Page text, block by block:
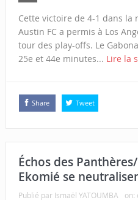
Cette victoire de 4-1 dans
Austin FC a permis à Los
tour des play-offs. Le
25e et 44e minutes... Lire la
Share Tweet
Échos des
Ekomié se
Publié par Ismaël YATOUMBA on: